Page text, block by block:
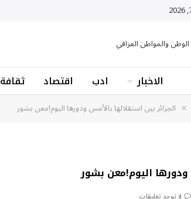
والمواطن العراقي
الاخبار ادب اقتصاد ثقافة
» الجزائر بين استقلالها بالأمس ودورها اليوم!معن بشور
ودورها اليوم!معن بشور